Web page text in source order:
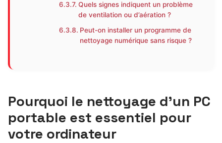
Quels signes indiquent un problème
de ventilation ou d’aération ?
Peut-on installer un programme de
nettoyage numérique sans risque ?
Pourquoi le nettoyage d’un PC
portable est essentiel pour
votre ordinateur